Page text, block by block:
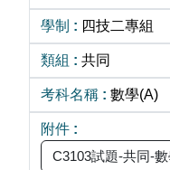
四技二專組
共同
數學(A)
C3103試題-共同-